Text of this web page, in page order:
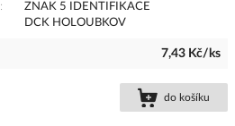
ZNAK 5 IDENTIFIKACE
DCK HOLOUBKOV
7,43 Kč/ks
do košíku